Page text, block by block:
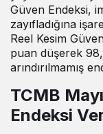
Güven Endeksi,
zayıfladığına
Reel Kesim
puan düşerek
arındırılmamış
TCMB
Endeksi